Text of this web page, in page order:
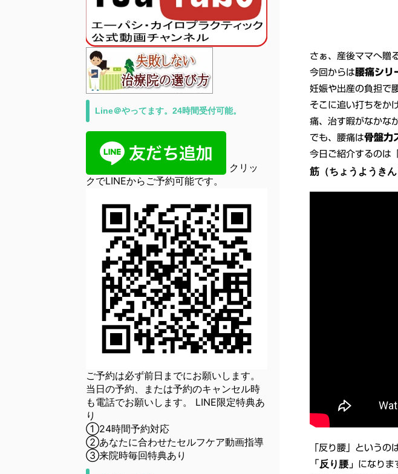
さぁ、産後ママへ贈
今回からは腰痛シリ
妊娠や出産の負担で
そこに追い打ちをか
痛、治す暇がなかな
でも、腰痛は骨盤力
今日ご紹介するのは
筋（ちょうようきん
「反り腰」というの
「反り腰」 になりま
Line＠やってます。24時間受付可能。
クリッ
クでLINEからご予約可能です。
ご予約は必ず前日までにお願いします。
当日の予約、または予約のキャンセル時
も電話でお願いします。 LINE限定特典あ
り
①24時間予約対応
②あなたに合わせたセルフケア動画指導
③来院時毎回特典あり